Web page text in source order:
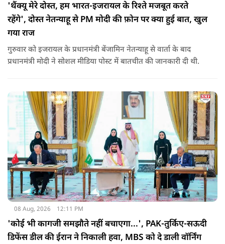
'थैंक्यू मेरे दोस्त, हम भारत-इजरायल के रिश्ते मजबूत करते
रहेंगे', दोस्त नेतन्याहू से PM मोदी की फ़ोन पर क्या हुई बात, खुल
गया राज
गुरुवार को इजरायल के प्रधानमंत्री बेंजामिन नेतन्याहू से वार्ता के बाद
प्रधानमंत्री मोदी ने सोशल मीड‍िया पोस्‍ट में बातचीत की जानकारी दी थी.
08 Aug, 2026 12:11 PM
'कोई भी कागजी समझौते नहीं बचाएगा...', PAK-तुर्किए-सऊदी
डिफेंस डील की ईरान ने निकाली हवा, MBS को दे डाली वॉर्निंग